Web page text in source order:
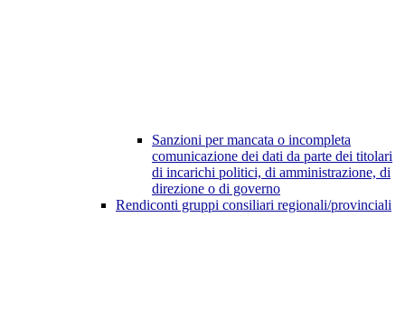
Sanzioni per mancata o incompleta
comunicazione dei dati da parte dei titolari
di incarichi politici, di amministrazione, di
direzione o di governo
Rendiconti gruppi consiliari regionali/provinciali